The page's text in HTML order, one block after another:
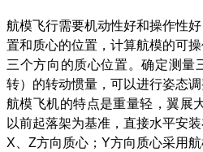
航模飞行需要机动性好和操作性
置和质心的位置，计算航模的可
三个方向的质心位置。确定测量
转）的转动惯量，可以进行姿态调
航模飞机的特点是重量轻，翼展
以前起落架为基准，直接水平安
X、Z方向质心；Y方向质心采用